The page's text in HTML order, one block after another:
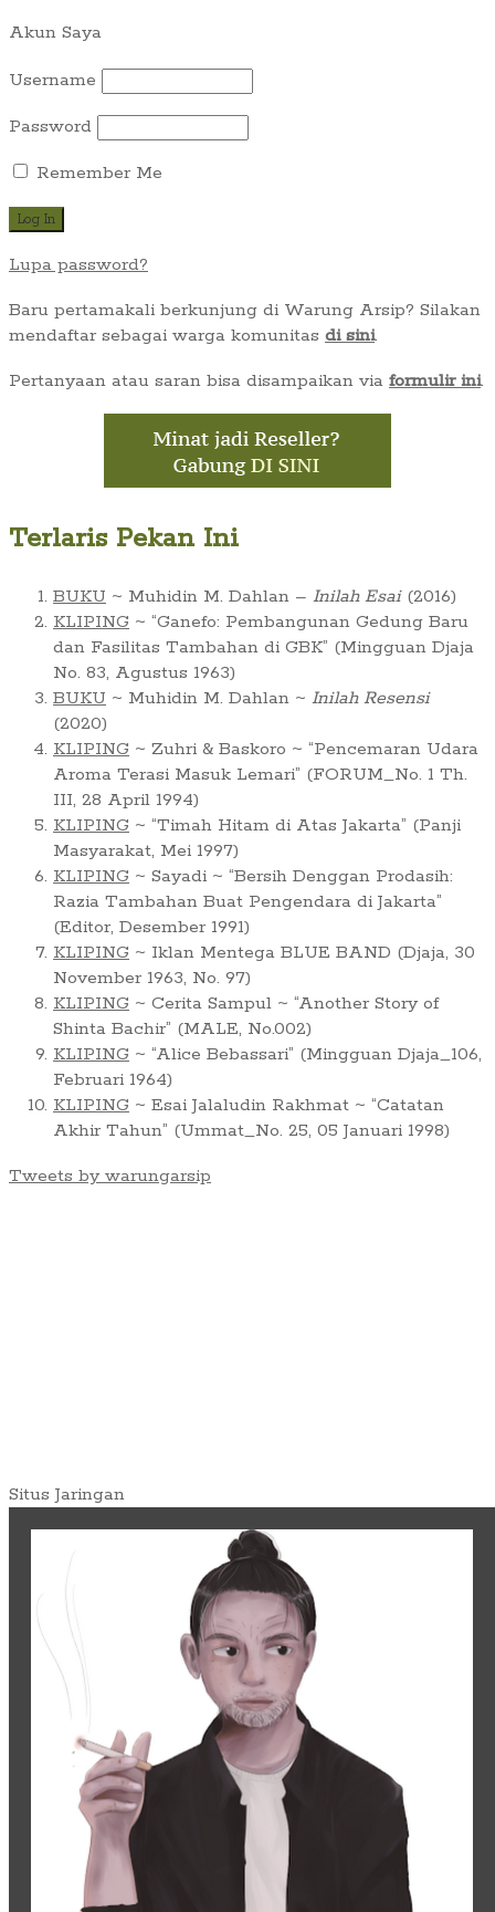
Akun Saya
Username
Password
Remember Me
Lupa password?
Baru pertamakali berkunjung di Warung Arsip? Silakan
mendaftar sebagai warga komunitas di sini.
Pertanyaan atau saran bisa disampaikan via formulir ini.
Terlaris Pekan Ini
BUKU ~ Muhidin M. Dahlan – Inilah Esai(2016)
KLIPING ~ “Ganefo: Pembangunan Gedung Baru
dan Fasilitas Tambahan di GBK” (Mingguan Djaja
No. 83, Agustus 1963)
BUKU ~ Muhidin M. Dahlan ~ Inilah Resensi
(2020)
KLIPING ~ Zuhri & Baskoro ~ “Pencemaran Udara
Aroma Terasi Masuk Lemari” (FORUM_No. 1 Th.
III, 28 April 1994)
KLIPING ~ “Timah Hitam di Atas Jakarta” (Panji
Masyarakat, Mei 1997)
KLIPING ~ Sayadi ~ “Bersih Denggan Prodasih:
Razia Tambahan Buat Pengendara di Jakarta”
(Editor, Desember 1991)
KLIPING ~ Iklan Mentega BLUE BAND (Djaja, 30
November 1963, No. 97)
KLIPING ~ Cerita Sampul ~ “Another Story of
Shinta Bachir” (MALE, No.002)
KLIPING ~ “Alice Bebassari” (Mingguan Djaja_106,
Februari 1964)
KLIPING ~ Esai Jalaludin Rakhmat ~ “Catatan
Akhir Tahun” (Ummat_No. 25, 05 Januari 1998)
Tweets by warungarsip
Situs Jaringan